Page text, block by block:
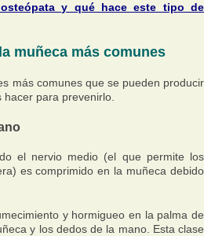
y qué hace este tipo de
muñeca más comunes
más comunes que se pueden producir
para prevenirlo.
el nervio medio (el que permite los
es comprimido en la muñeca debido
y hormigueo en la palma de
y los dedos de la mano. Esta clase